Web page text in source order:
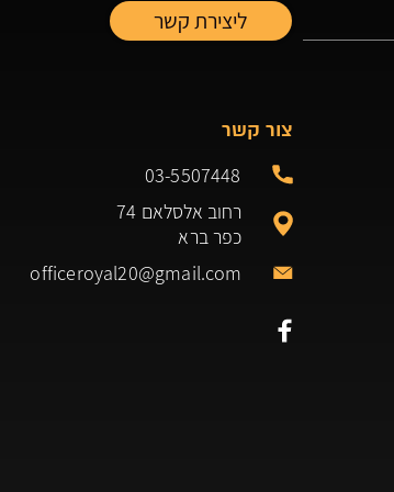
צור קשר
03-5507448
רחוב אלסלאם 74
כפר ברא
officeroyal20@gmail.com